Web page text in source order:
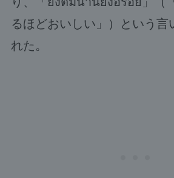
るほどおいしい」）という言
れた。